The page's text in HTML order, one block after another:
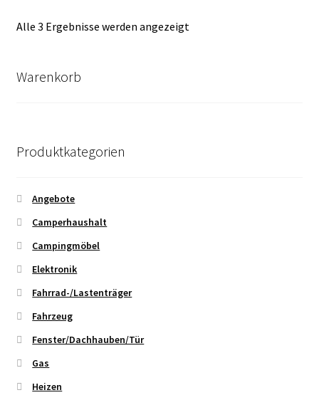
Alle 3 Ergebnisse werden angezeigtNach
Warenkorb
Produktkategorien
Angebote
Camperhaushalt
Campingmöbel
Elektronik
Fahrrad-/Lastenträger
Fahrzeug
Fenster/Dachhauben/Tür
Gas
Heizen